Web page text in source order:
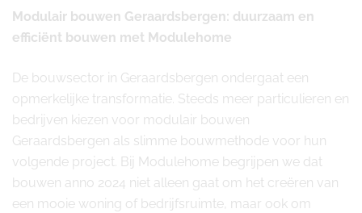
Modulair bouwen Geraardsbergen: duurzaam en
efficiënt bouwen met Modulehome
De bouwsector in Geraardsbergen ondergaat een
opmerkelijke transformatie. Steeds meer particulieren en
bedrijven kiezen voor modulair bouwen
Geraardsbergen als slimme bouwmethode voor hun
volgende project. Bij Modulehome begrijpen we dat
bouwen anno 2024 niet alleen gaat om het creëren van
een mooie woning of bedrijfsruimte, maar ook om